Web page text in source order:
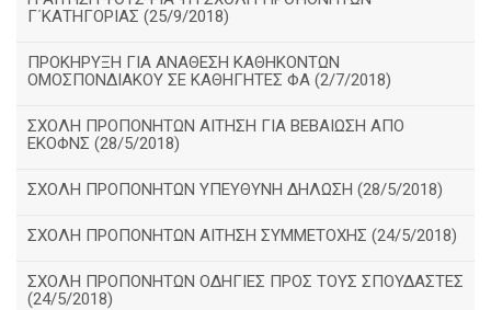
Γ΄ΚΑΤΗΓΟΡΙΑΣ (25/9/2018)
ΠΡΟΚΗΡΥΞΗ ΓΙΑ ΑΝΑΘΕΣΗ ΚΑΘΗΚΟΝΤΩΝ
ΟΜΟΣΠΟΝΔΙΑΚΟΥ ΣΕ ΚΑΘΗΓΗΤΕΣ ΦΑ (2/7/2018)
ΣΧΟΛΗ ΠΡΟΠΟΝΗΤΩΝ ΑΙΤΗΣΗ ΓΙΑ ΒΕΒΑΙΩΣΗ ΑΠΟ
ΕΚΟΦΝΣ (28/5/2018)
ΣΧΟΛΗ ΠΡΟΠΟΝΗΤΩΝ ΥΠΕΥΘΥΝΗ ΔΗΛΩΣΗ (28/5/2018)
ΣΧΟΛΗ ΠΡΟΠΟΝΗΤΩΝ ΑΙΤΗΣΗ ΣΥΜΜΕΤΟΧΗΣ (24/5/2018)
ΣΧΟΛΗ ΠΡΟΠΟΝΗΤΩΝ ΟΔΗΓΙΕΣ ΠΡΟΣ ΤΟΥΣ ΣΠΟΥΔΑΣΤΕΣ
(24/5/2018)